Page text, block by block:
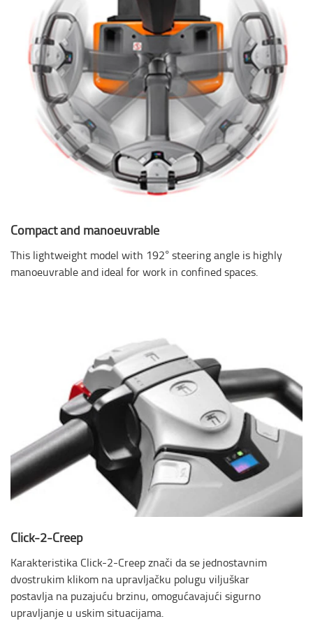
Compact and manoeuvrable
This lightweight model with 192° steering angle is highly
manoeuvrable and ideal for work in confined spaces.
Click-2-Creep
Karakteristika Click-2-Creep znači da se jednostavnim
dvostrukim klikom na upravljačku polugu viljuškar
postavlja na puzajuću brzinu, omogućavajući sigurno
upravljanje u uskim situacijama.